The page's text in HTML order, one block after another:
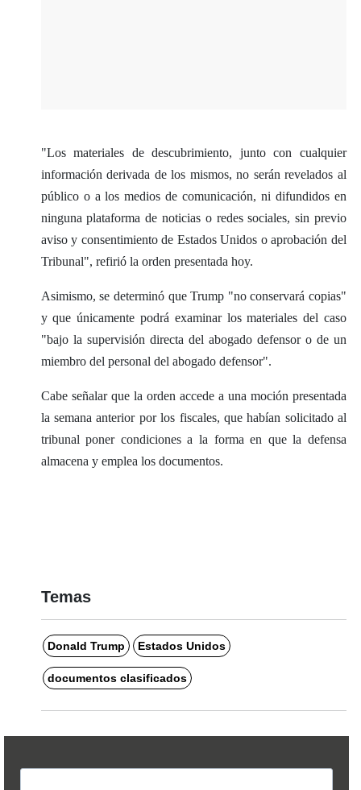
"Los materiales de descubrimiento, junto con cualquier
información derivada de los mismos, no serán revelados al
público o a los medios de comunicación, ni difundidos en
ninguna plataforma de noticias o redes sociales, sin previo
aviso y consentimiento de Estados Unidos o aprobación del
Tribunal", refirió la orden presentada hoy.
Asimismo, se determinó que Trump "no conservará copias"
y que únicamente podrá examinar los materiales del caso
"bajo la supervisión directa del abogado defensor o de un
miembro del personal del abogado defensor".
Cabe señalar que la orden accede a una moción presentada
la semana anterior por los fiscales, que habían solicitado al
tribunal poner condiciones a la forma en que la defensa
almacena y emplea los documentos.
Temas
Donald Trump Estados Unidos
documentos clasificados